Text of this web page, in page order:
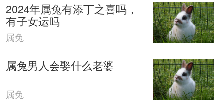
2024年属兔有添丁之喜吗，
有子女运吗
属兔
属兔男人会娶什么老婆
属兔